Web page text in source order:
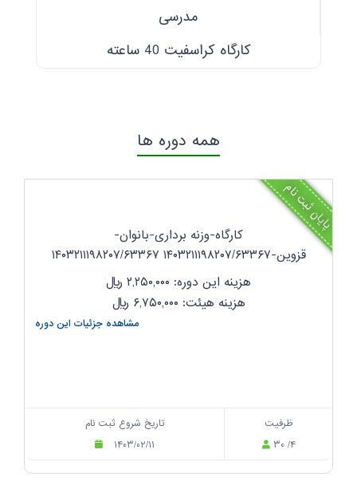
مدرسی
کارگاه کراسفیت 40 ساعته
همه دوره ها
پایان ثبت نام
کارگاه-وزنه برداری-بانوان-
قزوین-۱۴۰۳۲۱۱۱۹۸۲۰۷/۶۳۳۶۷ ۱۴۰۳۲۱۱۱۹۸۲۰۷/۶۳۳۶۷
هزینه این دوره: ۲,۲۵۰,۰۰۰
ریال
هزینه هیئت: ۶,۷۵۰,۰۰۰
ریال
مشاهده جزئیات این دوره
تاریخ شروع ثبت نام
۱۴۰۳/۰۲/۱۱
ظرفیت
۳۰ /۴